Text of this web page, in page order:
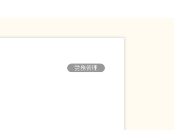
労務管理